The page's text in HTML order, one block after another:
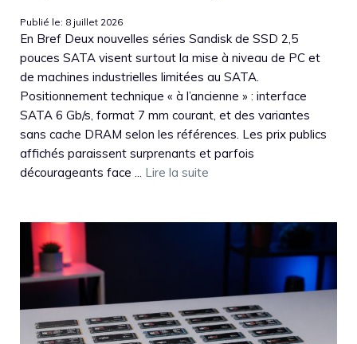
Publié le: 8 juillet 2026
En Bref Deux nouvelles séries Sandisk de SSD 2,5
pouces SATA visent surtout la mise à niveau de PC et
de machines industrielles limitées au SATA.
Positionnement technique « à l’ancienne » : interface
SATA 6 Gb/s, format 7 mm courant, et des variantes
sans cache DRAM selon les références. Les prix publics
affichés paraissent surprenants et parfois
décourageants face ... Lire la suite